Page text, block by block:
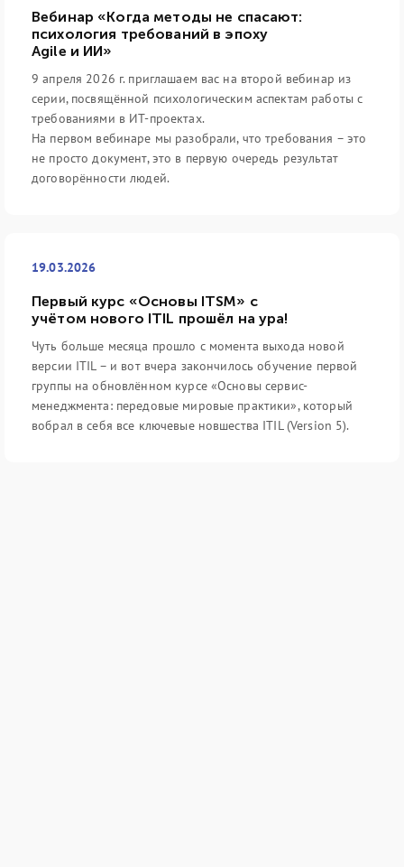
Вебинар «Когда методы не спасают:
психология требований в эпоху
Agile и ИИ»
9 апреля 2026 г. приглашаем вас на второй вебинар из
серии, посвящённой психологическим аспектам работы с
требованиями в ИТ-проектах.
На первом вебинаре мы разобрали, что требования – это
не просто документ, это в первую очередь результат
договорённости людей.
19.03.2026
Первый курс «Основы ITSM» с
учётом нового ITIL прошёл на ура!
Чуть больше месяца прошло с момента выхода новой
версии ITIL – и вот вчера закончилось обучение первой
группы на обновлённом курсе «Основы сервис-
менеджмента: передовые мировые практики», который
вобрал в себя все ключевые новшества ITIL (Version 5).